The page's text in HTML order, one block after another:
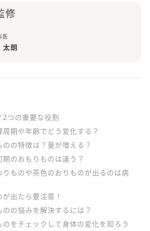
修
医
朗
2つの重要な役割
期や年齢でどう変化する？
の特徴は？量が増える？
のおもりものは違う？
りものや茶色のおりものが出るのは病
出たら要注意！
の悩みを解決するには？
をチェックして身体の変化を知ろう